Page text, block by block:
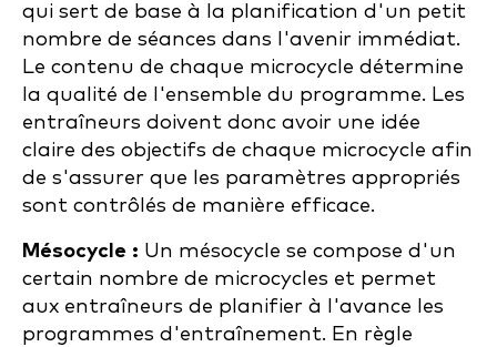
qui sert de base à la planification d'un petit
nombre de séances dans l'avenir immédiat.
Le contenu de chaque microcycle détermine
la qualité de l'ensemble du programme. Les
entraîneurs doivent donc avoir une idée
claire des objectifs de chaque microcycle afin
de s'assurer que les paramètres appropriés
sont contrôlés de manière efficace.
Mésocycle : Un mésocycle se compose d'un
certain nombre de microcycles et permet
aux entraîneurs de planifier à l'avance les
programmes d'entraînement. En règle